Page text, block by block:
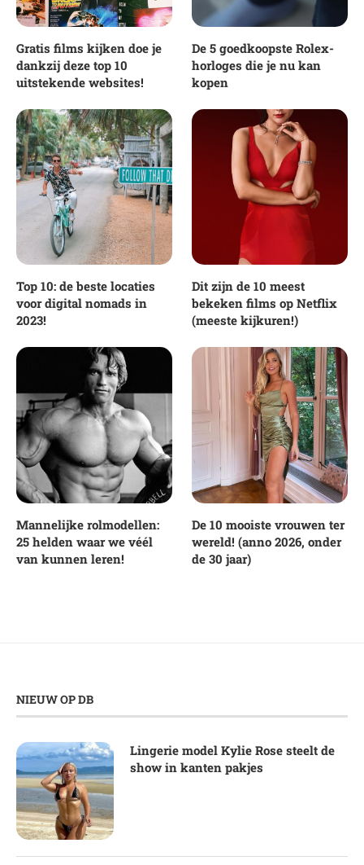
Gratis films kijken doe je
dankzij deze top 10
uitstekende websites!
De 5 goedkoopste Rolex-
horloges die je nu kan
kopen
Top 10: de beste locaties
voor digital nomads in
2023!
Dit zijn de 10 meest
bekeken films op Netflix
(meeste kijkuren!)
Mannelijke rolmodellen:
25 helden waar we véél
van kunnen leren!
De 10 mooiste vrouwen ter
wereld! (anno 2026, onder
de 30 jaar)
NIEUW OP DB
Lingerie model Kylie Rose steelt de
show in kanten pakjes